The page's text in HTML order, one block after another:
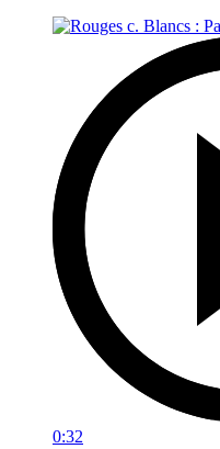
0:32